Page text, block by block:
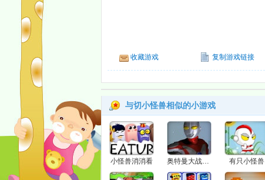
收藏游戏 复制游戏链接
与切小怪兽相似的小游戏
小怪兽消消看 奥特曼大战小怪兽 有只小怪兽